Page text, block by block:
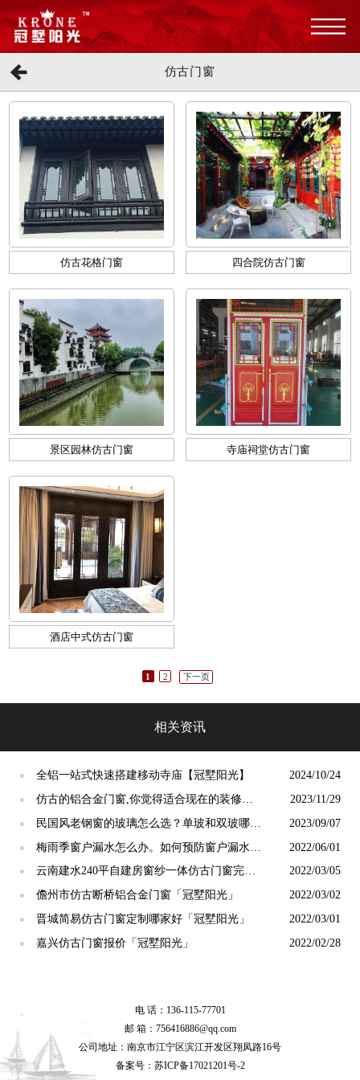
仿古门窗
仿古花格门窗 四合院仿古门窗
景区园林仿古门窗 寺庙祠堂仿古门窗
酒店中式仿古门窗
1 2 下一页
相关资讯
● 全铝一站式快速搭建移动寺庙【冠墅阳光】 2024/10/24
●
仿古的铝合金门窗,你觉得适合现在的装修吗?
【冠墅阳光】
2023/11/29
●
民国风老钢窗的玻璃怎么选？单玻和双玻哪个
更好？【冠墅阳光】
2023/09/07
●
梅雨季窗户漏水怎么办。如何预防窗户漏水！
「冠墅阳光」
2022/06/01
●
云南建水240平自建房窗纱一体仿古门窗完工
「冠墅阳光」
2022/03/05
● 儋州市仿古断桥铝合金门窗「冠墅阳光」 2022/03/02
● 晋城简易仿古门窗定制哪家好「冠墅阳光」 2022/03/01
● 嘉兴仿古门窗报价「冠墅阳光」 2022/02/28
电 话：136-115-77701
邮 箱：756416886@qq.com
公司地址：南京市江宁区滨江开发区翔凤路16号
备案号： 苏ICP备17021201号-2